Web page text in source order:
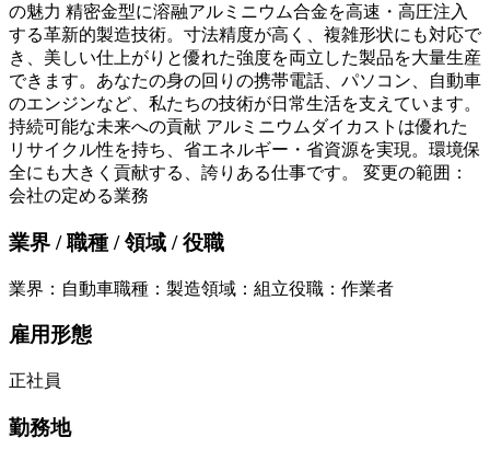
の魅力 精密金型に溶融アルミニウム合金を高速・高圧注入
する革新的製造技術。寸法精度が高く、複雑形状にも対応で
き、美しい仕上がりと優れた強度を両立した製品を大量生産
できます。あなたの身の回りの携帯電話、パソコン、自動車
のエンジンなど、私たちの技術が日常生活を支えています。
持続可能な未来への貢献 アルミニウムダイカストは優れた
リサイクル性を持ち、省エネルギー・省資源を実現。環境保
全にも大きく貢献する、誇りある仕事です。 変更の範囲：
会社の定める業務
業界 / 職種 / 領域 / 役職
業界 ： 自動車職種 ： 製造領域 ： 組立役職 ： 作業者
雇用形態
正社員
勤務地